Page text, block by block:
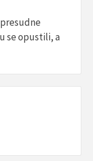
se opustili, a